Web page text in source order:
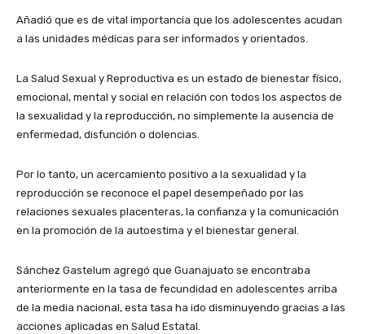
Añadió que es de vital importancia que los adolescentes acudan
a las unidades médicas para ser informados y orientados.
La Salud Sexual y Reproductiva es un estado de bienestar físico,
emocional, mental y social en relación con todos los aspectos de
la sexualidad y la reproducción, no simplemente la ausencia de
enfermedad, disfunción o dolencias.
Por lo tanto, un acercamiento positivo a la sexualidad y la
reproducción se reconoce el papel desempeñado por las
relaciones sexuales placenteras, la confianza y la comunicación
en la promoción de la autoestima y el bienestar general.
Sánchez Gastelum agregó que Guanajuato se encontraba
anteriormente en la tasa de fecundidad en adolescentes arriba
de la media nacional, esta tasa ha ido disminuyendo gracias a las
acciones aplicadas en Salud Estatal.